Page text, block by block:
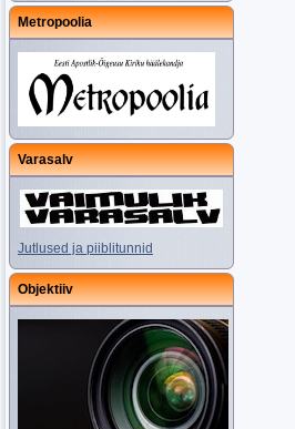
Metropoolia
Varasalv
Jutlused ja piiblitunnid
Objektiiv